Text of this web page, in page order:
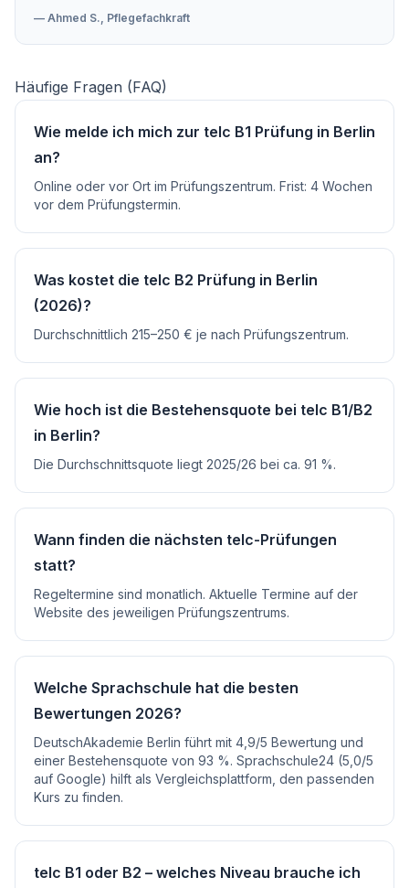
— Ahmed S., Pflegefachkraft
Häufige Fragen (FAQ)
Wie melde ich mich zur telc B1 Prüfung in Berlin
an?
Online oder vor Ort im Prüfungszentrum. Frist: 4 Wochen
vor dem Prüfungstermin.
Was kostet die telc B2 Prüfung in Berlin
(2026)?
Durchschnittlich 215–250 € je nach Prüfungszentrum.
Wie hoch ist die Bestehensquote bei telc B1/B2
in Berlin?
Die Durchschnittsquote liegt 2025/26 bei ca. 91 %.
Wann finden die nächsten telc-Prüfungen
statt?
Regeltermine sind monatlich. Aktuelle Termine auf der
Website des jeweiligen Prüfungszentrums.
Welche Sprachschule hat die besten
Bewertungen 2026?
DeutschAkademie Berlin führt mit 4,9/5 Bewertung und
einer Bestehensquote von 93 %. Sprachschule24 (5,0/5
auf Google) hilft als Vergleichsplattform, den passenden
Kurs zu finden.
telc B1 oder B2 – welches Niveau brauche ich